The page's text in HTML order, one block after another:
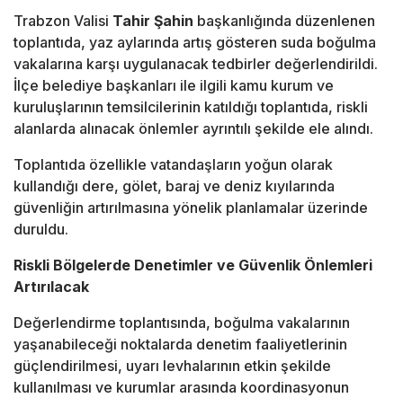
Trabzon Valisi Tahir Şahin başkanlığında düzenlenen
toplantıda, yaz aylarında artış gösteren suda boğulma
vakalarına karşı uygulanacak tedbirler değerlendirildi.
İlçe belediye başkanları ile ilgili kamu kurum ve
kuruluşlarının temsilcilerinin katıldığı toplantıda, riskli
alanlarda alınacak önlemler ayrıntılı şekilde ele alındı.
Toplantıda özellikle vatandaşların yoğun olarak
kullandığı dere, gölet, baraj ve deniz kıyılarında
güvenliğin artırılmasına yönelik planlamalar üzerinde
duruldu.
Riskli Bölgelerde Denetimler ve Güvenlik Önlemleri
Artırılacak
Değerlendirme toplantısında, boğulma vakalarının
yaşanabileceği noktalarda denetim faaliyetlerinin
güçlendirilmesi, uyarı levhalarının etkin şekilde
kullanılması ve kurumlar arasında koordinasyonun